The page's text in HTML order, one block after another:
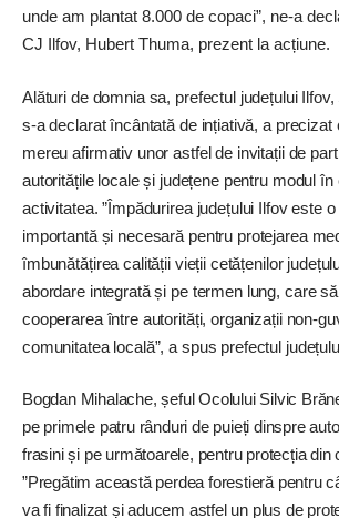
unde am plantat 8.000 de copaci”, ne-a
CJ Ilfov, Hubert Thuma, prezent la acțiune.
Alături de domnia sa, prefectul județului
s-a declarat încântată de ințiativă, a precizat
mereu afirmativ unor astfel de invitații de
autoritățile locale și județene pentru modul în
activitatea. ”Împădurirea județului Ilfov este
importantă și necesară pentru protejarea
îmbunătățirea calității vieții cetățenilor
abordare integrată și pe termen lung, care
cooperarea între autorități, organizații non-
comunitatea locală”, a spus prefectul
Bogdan ­Mihalache, șeful Ocolului Silvic
pe primele patru rânduri de puieți dinspre
frasini și pe următoarele, pentru protecția din
”Pregătim această perdea forestieră pentru
va fi finalizat și aducem astfel un plus de